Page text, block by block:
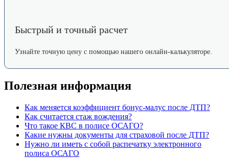
Быстрый и точный расчет
Узнайте точную цену с помощью нашего онлайн-калькуляторе.
Полезная информация
Как меняется коэффициент бонус-малус после ДТП?
Как считается стаж вождения?
Что такое КВС в полисе ОСАГО?
Какие нужны документы для страховой после ДТП?
Нужно ли иметь с собой распечатку электронного
полиса ОСАГО